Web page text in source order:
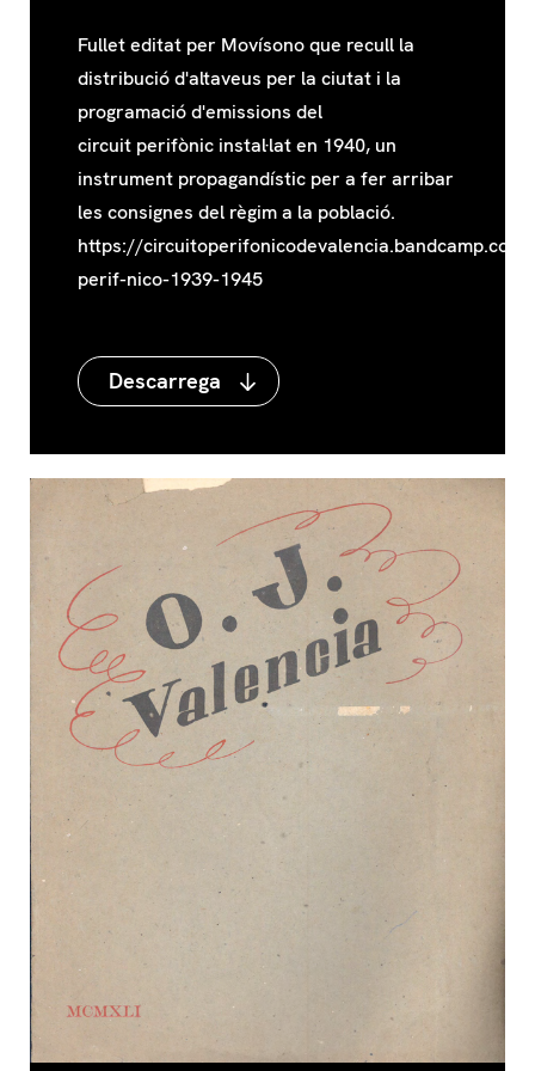
Fullet editat per Movísono que recull la
distribució d'altaveus per la ciutat i la
programació d'emissions del
circuit perifònic instal·lat en 1940, un
instrument propagandístic per a fer arribar
les consignes del règim a la població.
https://
perif-nico-1939-1945
Descarrega